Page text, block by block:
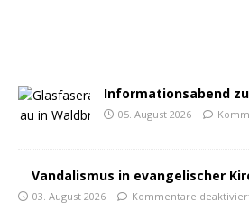
Informationsabend
05. August 2026
Vandalismus in evangelischer
03. August 2026 Kommentare